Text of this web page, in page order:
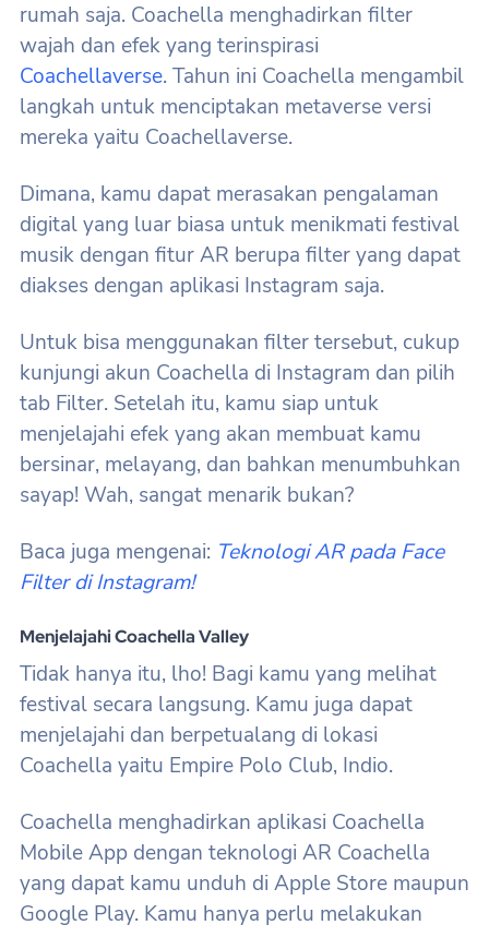
rumah saja. Coachella menghadirkan filter
wajah dan efek yang terinspirasi
Coachellaverse. Tahun ini Coachella mengambil
langkah untuk menciptakan metaverse versi
mereka yaitu Coachellaverse.
Dimana, kamu dapat merasakan pengalaman
digital yang luar biasa untuk menikmati festival
musik dengan fitur AR berupa filter yang dapat
diakses dengan aplikasi Instagram saja.
Untuk bisa menggunakan filter tersebut, cukup
kunjungi akun Coachella di Instagram dan pilih
tab Filter. Setelah itu, kamu siap untuk
menjelajahi efek yang akan membuat kamu
bersinar, melayang, dan bahkan menumbuhkan
sayap! Wah, sangat menarik bukan?
Baca juga mengenai: Teknologi AR pada Face
Filter di Instagram!
Menjelajahi Coachella Valley
Tidak hanya itu, lho! Bagi kamu yang melihat
festival secara langsung. Kamu juga dapat
menjelajahi dan berpetualang di lokasi
Coachella yaitu Empire Polo Club, Indio.
Coachella menghadirkan aplikasi Coachella
Mobile App dengan teknologi AR Coachella
yang dapat kamu unduh di Apple Store maupun
Google Play. Kamu hanya perlu melakukan